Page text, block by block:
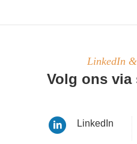
LinkedIn
Volg ons via
LinkedIn